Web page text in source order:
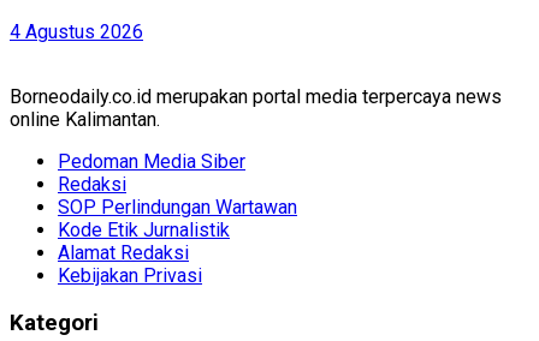
4 Agustus 2026
Borneodaily.co.id merupakan portal media terpercaya news
online Kalimantan.
Pedoman Media Siber
Redaksi
SOP Perlindungan Wartawan
Kode Etik Jurnalistik
Alamat Redaksi
Kebijakan Privasi
Kategori